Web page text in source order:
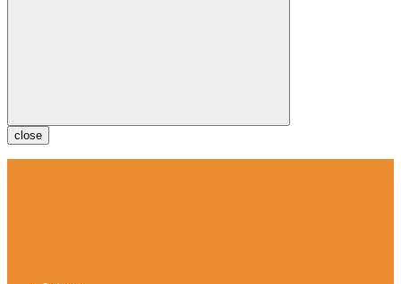
close